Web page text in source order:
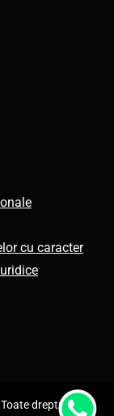
cu caracter
drepturile